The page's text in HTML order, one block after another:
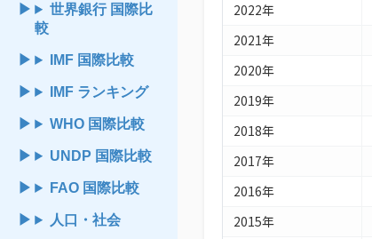
世界銀行 国際比
較
IMF 国際比較
IMF ランキング
WHO 国際比較
UNDP 国際比較
FAO 国際比較
人口・社会
2022年
2021年
2020年
2019年
2018年
2017年
2016年
2015年